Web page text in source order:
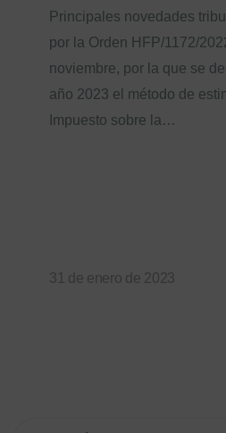
Principales novedades
por la Orden HFP/1172/
noviembre, por la que se
año 2023 el método de
Impuesto sobre la…
31 de enero de 2023